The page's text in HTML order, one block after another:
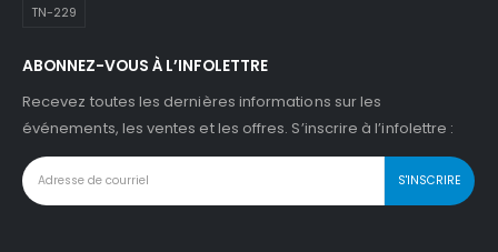
TN-229
ABONNEZ-VOUS À L’INFOLETTRE
Recevez toutes les dernières informations sur les
événements, les ventes et les offres. S’inscrire à l’infolettre :